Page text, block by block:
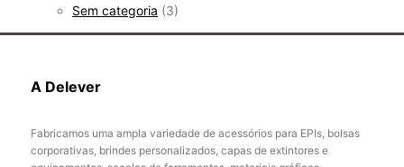
Sem categoria (3)
A Delever
Fabricamos uma ampla variedade de acessórios para EPIs, bolsas
corporativas, brindes personalizados, capas de extintores e